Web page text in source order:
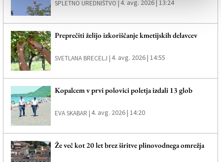
SPLETNO UREDNIŠTVO | 4. avg. 2026 | 13:24
Preprečiti želijo izkoriščanje kmetijskih delavcev
SVETLANA BRECELJ |4. avg. 2026 | 14:55
Kopalcem v prvi polovici poletja izdali 13 glob
EVA SKABAR |4. avg. 2026 | 14:20
Že več kot 20 let brez širitve plinovodnega omrežja